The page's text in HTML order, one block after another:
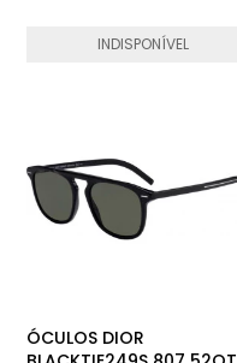
INDISPONÍVEL
ÓCULOS DIOR